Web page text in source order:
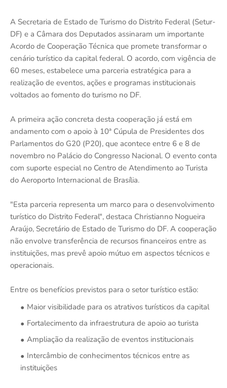
A Secretaria de Estado de Turismo do Distrito Federal (Setur-
DF) e a Câmara dos Deputados assinaram um importante
Acordo de Cooperação Técnica que promete transformar o
cenário turístico da capital federal. O acordo, com vigência de
60 meses, estabelece uma parceria estratégica para a
realização de eventos, ações e programas institucionais
voltados ao fomento do turismo no DF.
A primeira ação concreta desta cooperação já está em
andamento com o apoio à 10ª Cúpula de Presidentes dos
Parlamentos do G20 (P20), que acontece entre 6 e 8 de
novembro no Palácio do Congresso Nacional. O evento conta
com suporte especial no Centro de Atendimento ao Turista
do Aeroporto Internacional de Brasília.
"Esta parceria representa um marco para o desenvolvimento
turístico do Distrito Federal", destaca Christianno Nogueira
Araújo, Secretário de Estado de Turismo do DF. A cooperação
não envolve transferência de recursos financeiros entre as
instituições, mas prevê apoio mútuo em aspectos técnicos e
operacionais.
Entre os benefícios previstos para o setor turístico estão:
Maior visibilidade para os atrativos turísticos da capital
Fortalecimento da infraestrutura de apoio ao turista
Ampliação da realização de eventos institucionais
Intercâmbio de conhecimentos técnicos entre as
instituições